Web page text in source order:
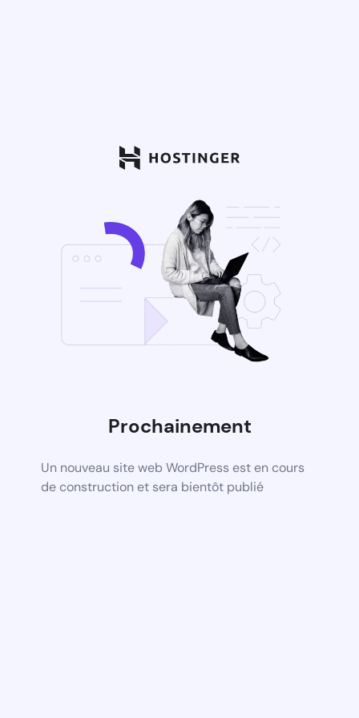
Prochainement
Un nouveau site web WordPress est en cours
de construction et sera bientôt publié